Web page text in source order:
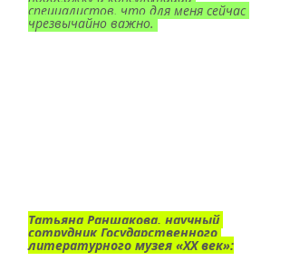
специалистов, что для меня сейчас
чрезвычайно важно.
Татьяна Раншакова, научный
сотрудник Государственного
литературного музея «ХХ век»: